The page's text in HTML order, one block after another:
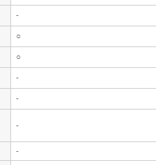
-
○
○
-
-
-
-